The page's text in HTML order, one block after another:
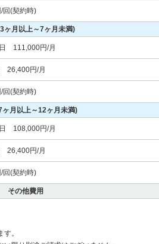
回(契約時)
ヶ月以上～7ヶ月未満)
111,000円/月
26,400円/月
回(契約時)
ヶ月以上～12ヶ月未満)
108,000円/月
26,400円/月
回(契約時)
その他費用
。